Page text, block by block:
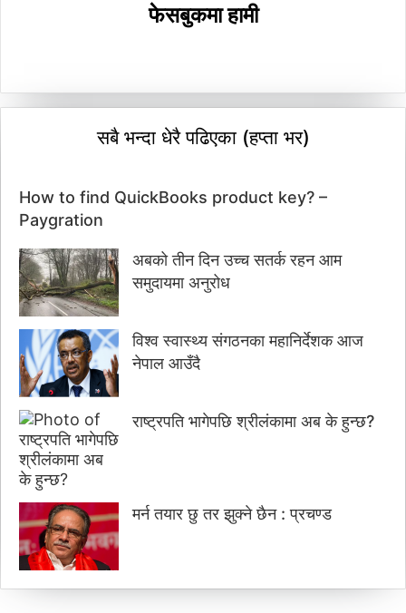
फेसबुकमा हामी
सबै भन्दा धेरै पढिएका (हप्ता भर)
How to find QuickBooks product key? –
Paygration
अबको तीन दिन उच्च सतर्क रहन आम
समुदायमा अनुरोध
विश्व स्वास्थ्य संगठनका महानिर्देशक आज
नेपाल आउँदै
राष्ट्रपति भागेपछि श्रीलंकामा अब के हुन्छ?
मर्न तयार छु तर झुक्ने छैन : प्रचण्ड